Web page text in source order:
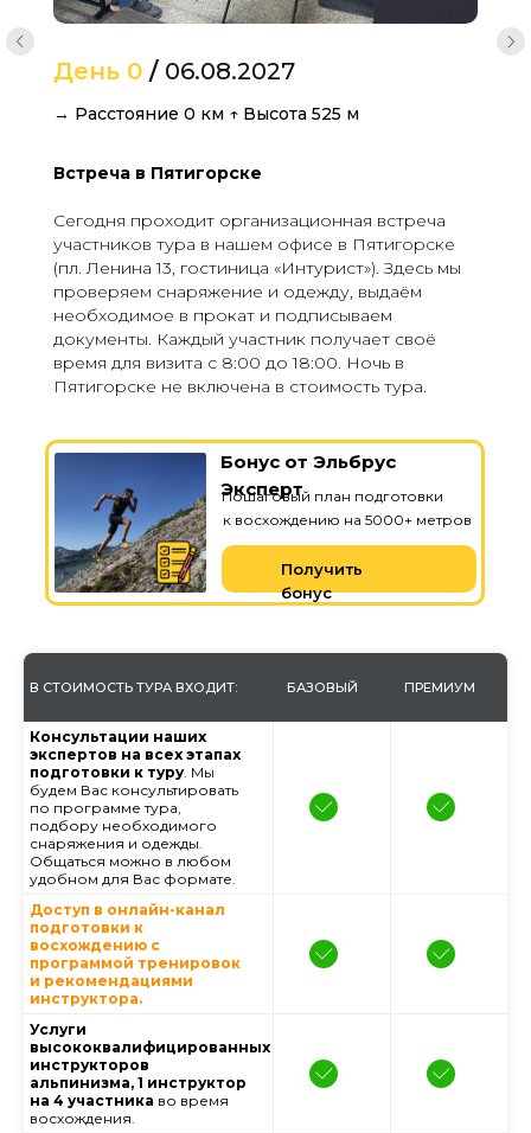
День 0 / 06.08.2027
→ Расстояние 0 км ↑ Высота 525 м
Встреча в Пятигорске
Сегодня проходит организационная встреча
участников тура в нашем офисе в Пятигорске
(пл. Ленина 13, гостиница «Интурист»). Здесь мы
проверяем снаряжение и одежду, выдаём
необходимое в прокат и подписываем
документы. Каждый участник получает своё
время для визита с 8:00 до 18:00. Ночь в
Пятигорске не включена в стоимость тура.
Бонус от Эльбрус
Эксперт
Пошаговый план подготовки
к восхождению на 5000+ метров
Получить
бонус
В СТОИМОСТЬ ТУРА ВХОДИТ: БАЗОВЫЙ ПРЕМИУМ
Консультации наших
экспертов на всех этапах
подготовки к туру. Мы
будем Вас консультировать
по программе тура,
подбору необходимого
снаряжения и одежды.
Общаться можно в любом
удобном для Вас формате.
Доступ в онлайн-канал
подготовки к
восхождению с
программой тренировок
и рекомендациями
инструктора.
Услуги
высококвалифицированных
инструкторов
альпинизма, 1 инструктор
на 4 участника во время
восхождения.